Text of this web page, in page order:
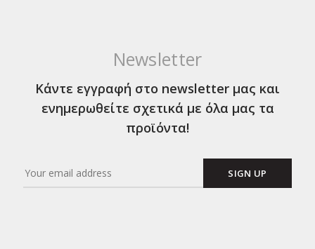
Newsletter
Κάντε εγγραφή στο newsletter μας και
ενημερωθείτε σχετικά με όλα μας τα
προϊόντα!